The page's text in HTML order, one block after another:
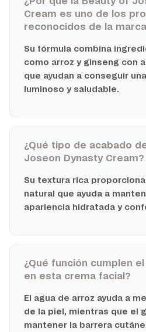
Cream es uno de los
reconocidos de la
Su fórmula combina
como arroz y ginseng con
que ayudan a conseguir
luminoso y saludable.
¿Qué tipo de acabado
Joseon Dynasty Cream?
Su textura rica
natural que ayuda a
apariencia hidratada y
¿Qué función cumplen
en esta crema facial?
El agua de arroz ayuda a
de la piel, mientras que el
mantener la barrera